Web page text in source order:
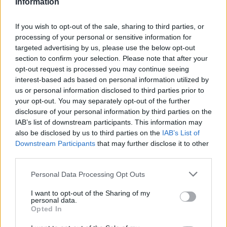
Information
If you wish to opt-out of the sale, sharing to third parties, or
processing of your personal or sensitive information for
targeted advertising by us, please use the below opt-out
section to confirm your selection. Please note that after your
opt-out request is processed you may continue seeing
interest-based ads based on personal information utilized by
us or personal information disclosed to third parties prior to
your opt-out. You may separately opt-out of the further
disclosure of your personal information by third parties on the
IAB’s list of downstream participants. This information may
also be disclosed by us to third parties on the IAB’s List of
Downstream Participants that may further disclose it to other
Personal Data Processing Opt Outs
I want to opt-out of the Sharing of my
personal data.
Opted In
θάνατοι απαιτούσαν περαιτέρω διερεύνηση.
Μετά τους θανάτους των συγγενών σημειώθηκαν
τουλάχιστον 108 θάνατοι στο Mongbwalu μεταξύ
Απριλίου και Μαΐου, σύμφωνα με την ίδια έκθεση
της υγειονομικής αρχής του Ituri, ενός τμήματος του
υπουργείου υγείας της χώρας. Ασθενείς σε
οικογένειες νοσούσαν από πυρετό, εμετό, διάρροια
και, σε ορισμένες περιπτώσεις, συμπτώματα
αιμορραγίας. Οι θάνατοι αυτοί συγκαταλέγονται
μεταξύ εκείνων που εξετάζονται από ερευνητές
που επιδιώκουν να χαρτογραφήσουν την εξάπλωση
του Έμπολα. Όπως υπογραμμίζει η έκθεση ο ιός
ενδέχεται να υπήρχε στο Mongbwalu εδώ και
Την ώρα που ο ένας θάνατος διαδεχόταν τον άλλον